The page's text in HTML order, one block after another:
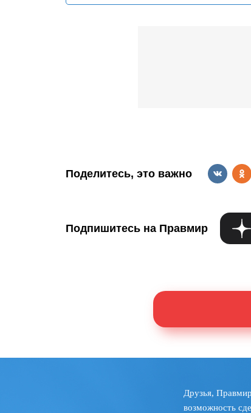
Поделитесь, это важно
Подпишитесь на Правмир
Друзья,
возможность